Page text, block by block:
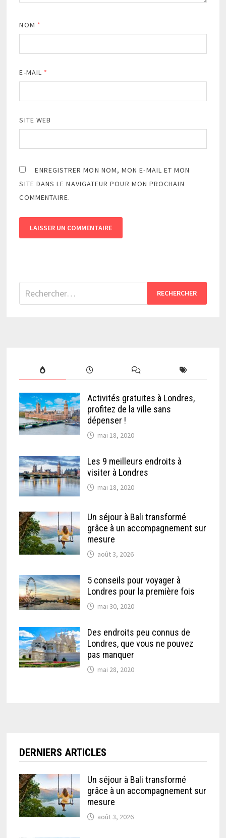
NOM *
E-MAIL *
SITE WEB
ENREGISTRER MON NOM, MON E-MAIL ET MON
SITE DANS LE NAVIGATEUR POUR MON PROCHAIN
COMMENTAIRE.
Rechercher :
Activités gratuites à Londres,
profitez de la ville sans
dépenser !
mai 18, 2020
Les 9 meilleurs endroits à
visiter à Londres
mai 18, 2020
Un séjour à Bali transformé
grâce à un accompagnement sur
mesure
août 3, 2026
5 conseils pour voyager à
Londres pour la première fois
mai 30, 2020
Des endroits peu connus de
Londres, que vous ne pouvez
pas manquer
mai 28, 2020
DERNIERS ARTICLES
Un séjour à Bali transformé
grâce à un accompagnement sur
mesure
août 3, 2026